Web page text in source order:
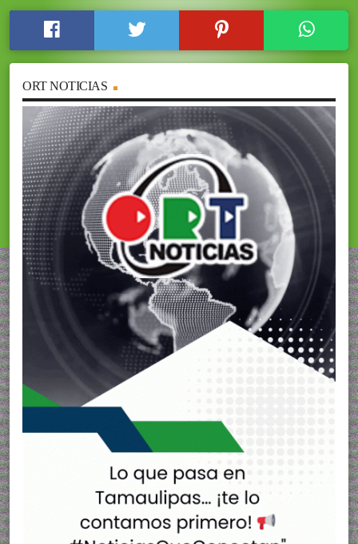
ORT NOTICIAS